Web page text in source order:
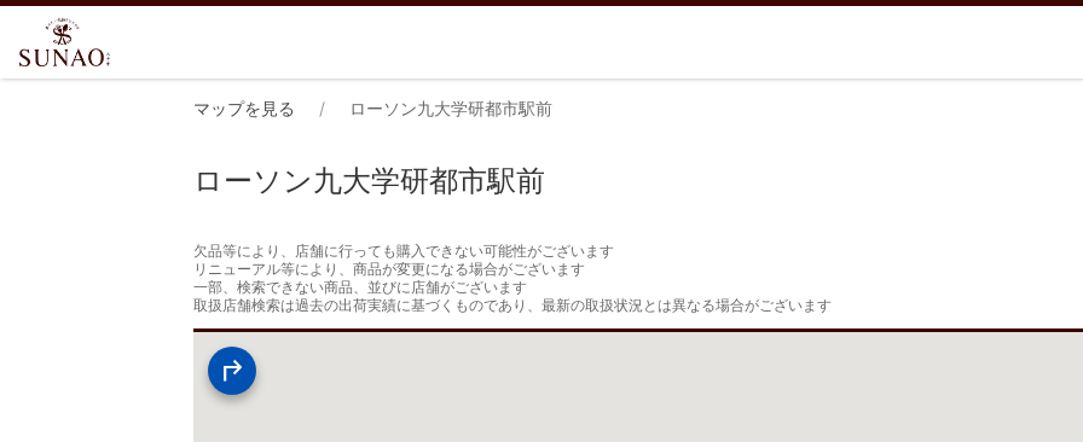
マップを見る ローソン九大学研都市駅前
ローソン九大学研都市駅前
欠品等により、店舗に行っても購入できない可能性がございます
リニューアル等により、商品が変更になる場合がございます
一部、検索できない商品、並びに店舗がございます
取扱店舗検索は過去の出荷実績に基づくものであり、最新の取扱状況とは異なる場合がございます